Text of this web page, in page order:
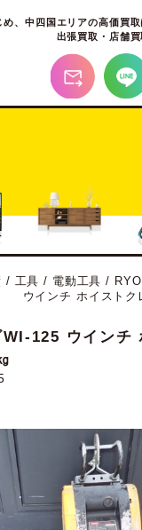
め、中四国エリアの高価買
出張買取・店舗
/ 工具 / 電動工具 /
ウインチ ホイスト
125 ウインチ